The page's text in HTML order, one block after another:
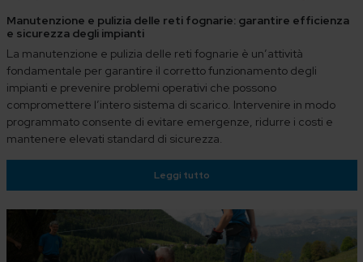
Manutenzione e pulizia delle reti fognarie: garantire efficienza
e sicurezza degli impianti
La manutenzione e pulizia delle reti fognarie è un’attività
fondamentale per garantire il corretto funzionamento degli
impianti e prevenire problemi operativi che possono
compromettere l’intero sistema di scarico. Intervenire in modo
programmato consente di evitare emergenze, ridurre i costi e
mantenere elevati standard di sicurezza.
Leggi tutto